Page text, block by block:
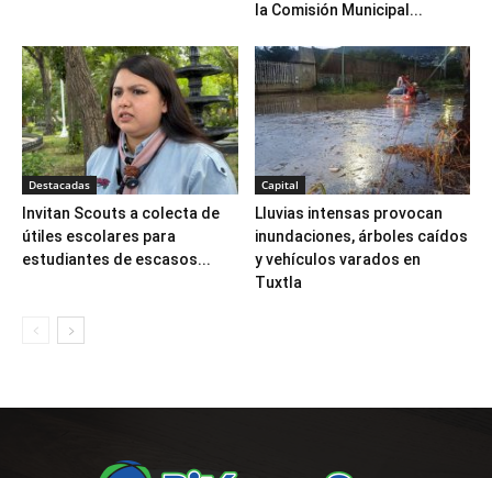
la Comisión Municipal...
Destacadas
Invitan Scouts a colecta de
útiles escolares para
estudiantes de escasos...
Capital
Lluvias intensas provocan
inundaciones, árboles caídos
y vehículos varados en
Tuxtla